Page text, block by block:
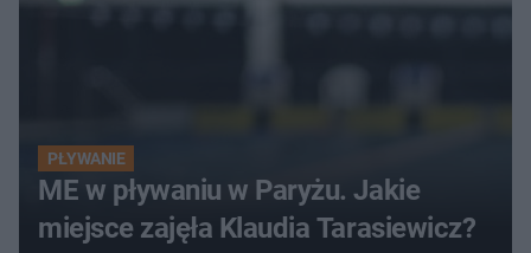
PŁYWANIE
ME w pływaniu w Paryżu. Jakie
miejsce zajęła Klaudia Tarasiewicz?